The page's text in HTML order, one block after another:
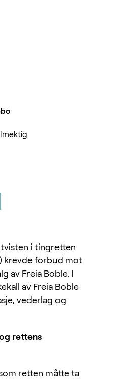
i tingretten
krevde forbud mot
av Freia Boble. I
av Freia Boble
vederlag og
rettens
retten måtte ta